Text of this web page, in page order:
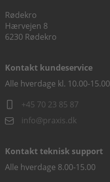
Rødekro
Hærvejen 8
6230 Rødekro
Kontakt kundeservice
Alle hverdage kl. 10.00-15.00
+45 70 23 85 87
info@praxis.dk
Kontakt teknisk support
Alle hverdage 8.00-15.00